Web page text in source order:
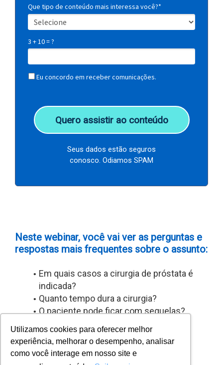
Utilizamos cookies para oferecer melhor
experiência, melhorar o desempenho, analisar
como você interage em nosso site e
Que tipo de conteúdo mais interessa você?*
3 + 10 = ?
Eu concordo em receber comunicações.
Quero assistir ao conteúdo
Seus dados estão seguros
conosco. Odiamos SPAM
Neste webinar, você vai ver as perguntas e
respostas mais frequentes sobre o assunto:
Em quais casos a cirurgia de próstata é
indicada?
Quanto tempo dura a cirurgia?
O paciente pode ficar com sequelas?
E muito mais!
Quero tirar minhas dúvidas